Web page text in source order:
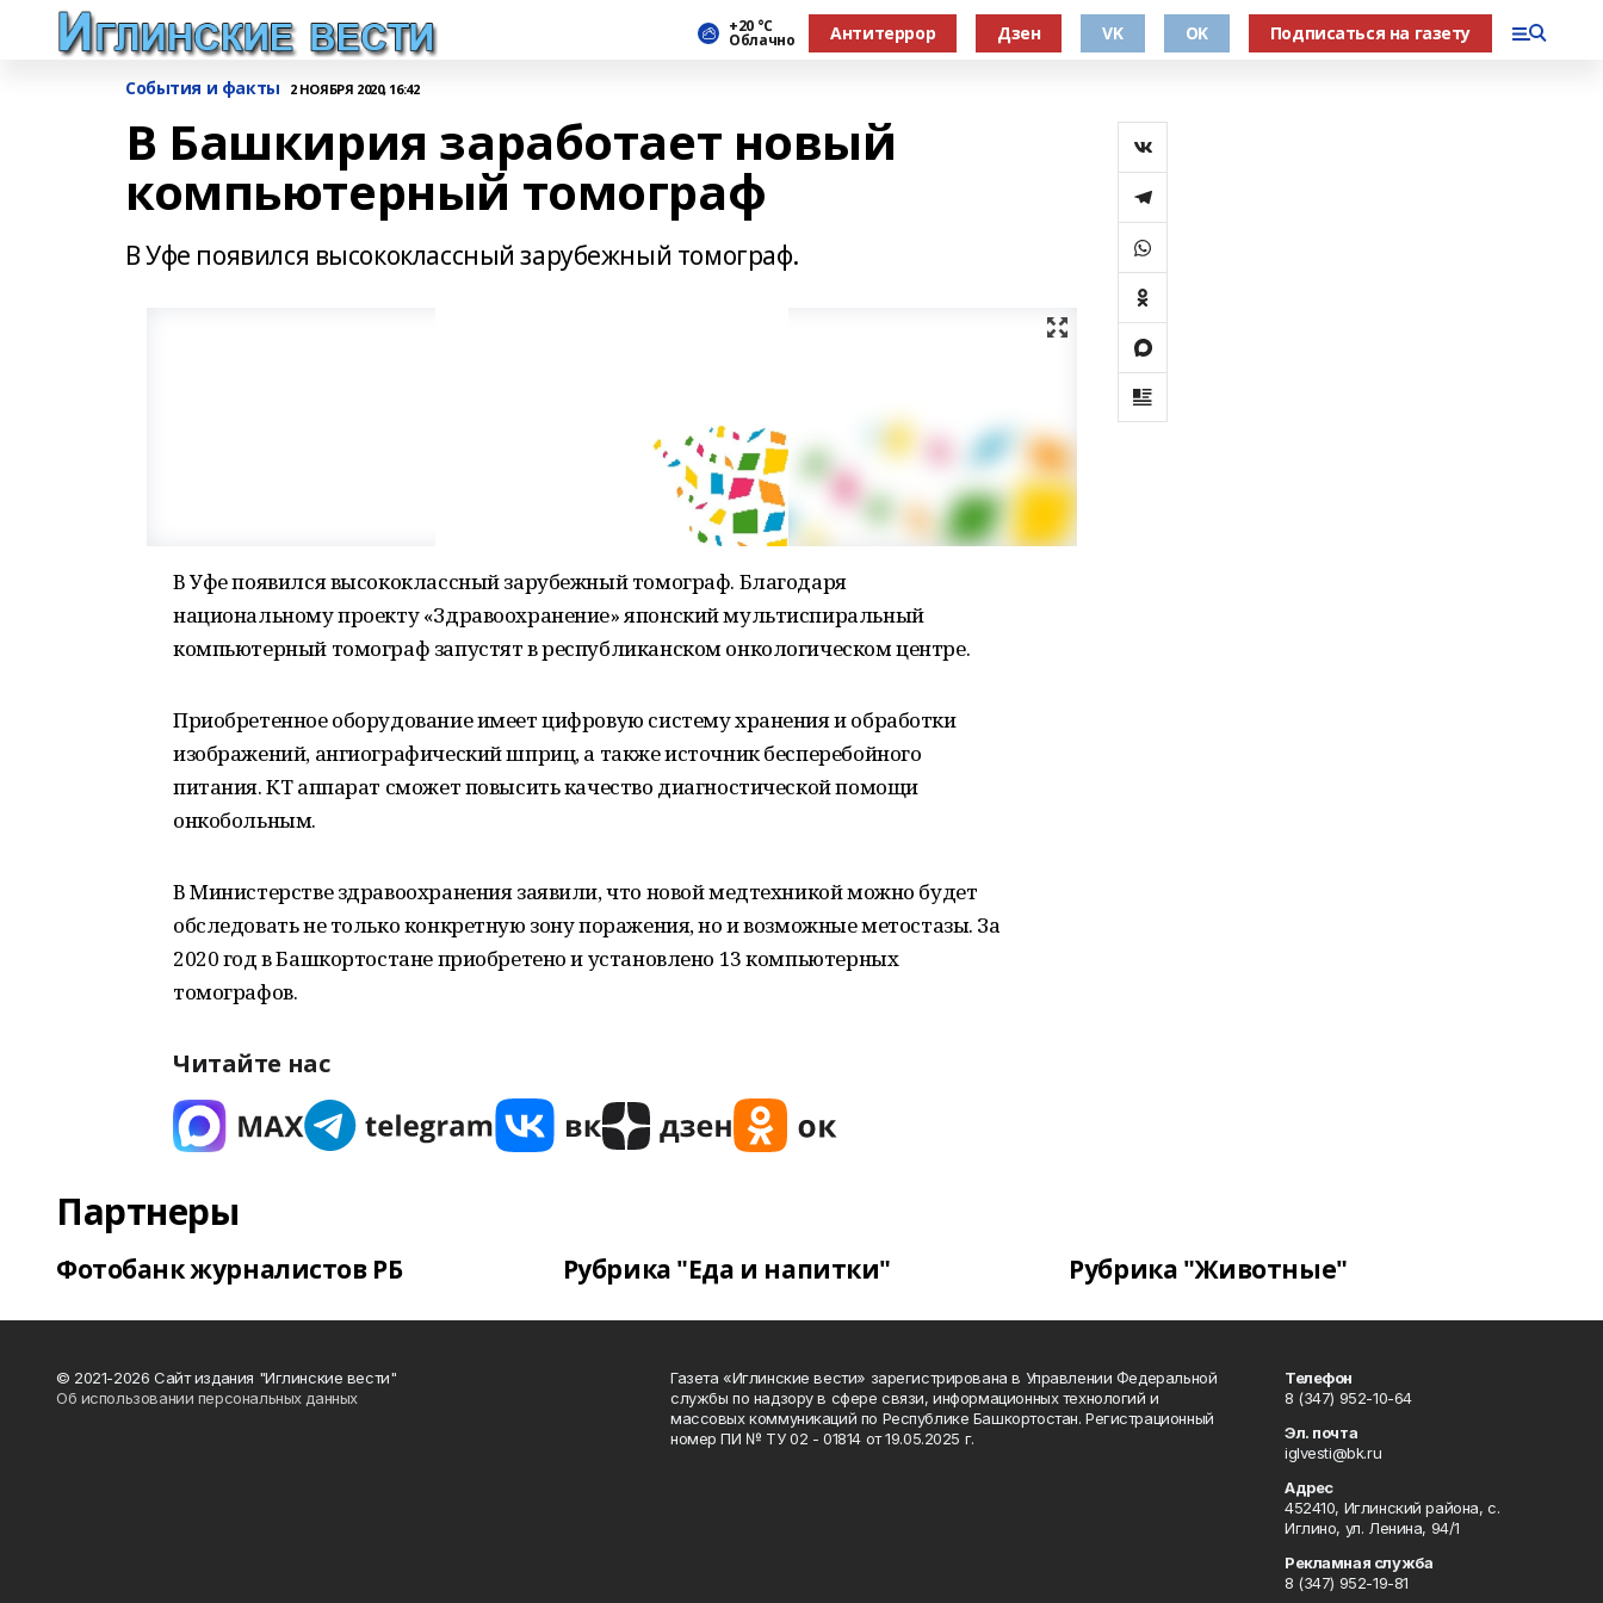
+20 °С
Облачно Антитеррор Дзен VK OK Подписаться на газету
События и факты 2 НОЯБРЯ 2020, 16:42
В Башкирия заработает новый
компьютерный томограф
В Уфе появился высококлассный зарубежный томограф.
В Уфе появился высококлассный зарубежный томограф. Благодаря
национальному проекту «Здравоохранение» японский мультиспиральный
компьютерный томограф запустят в республиканском онкологическом центре.
Приобретенное оборудование имеет цифровую систему хранения и обработки
изображений, ангиографический шприц, а также источник бесперебойного
питания. КТ аппарат сможет повысить качество диагностической помощи
онкобольным.
В Министерстве здравоохранения заявили, что новой медтехникой можно будет
обследовать не только конкретную зону поражения, но и возможные метостазы. За
2020 год в Башкортостане приобретено и установлено 13 компьютерных
томографов.
Читайте нас
Партнеры
Фотобанк журналистов РБ Рубрика "Еда и напитки" Рубрика "Животные"
© 2021-2026 Сайт издания "Иглинские вести"
Об использовании персональных данных
Газета «Иглинские вести» зарегистрирована в Управлении Федеральной
службы по надзору в сфере связи, информационных технологий и
массовых коммуникаций по Республике Башкортостан. Регистрационный
номер ПИ № ТУ 02 - 01814 от 19.05.2025 г.
Телефон
8 (347) 952-10-64
Эл. почта
iglvesti@bk.ru
Адрес
452410, Иглинский района, с.
Иглино, ул. Ленина, 94/1
Рекламная служба
8 (347) 952-19-81